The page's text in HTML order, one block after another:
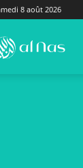
8 août 2026